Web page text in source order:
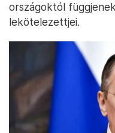
országoktól
lekötelezettjei.